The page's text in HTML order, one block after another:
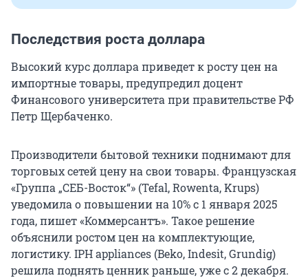
Последствия роста доллара
Высокий курс доллара приведет к росту цен на
импортные товары, предупредил доцент
Финансового университета при правительстве РФ
Петр Щербаченко.
Производители бытовой техники поднимают для
торговых сетей цену на свои товары. Французская
«Группа „СЕБ-Восток“» (Tefal, Rowenta, Krups)
уведомила о повышении на 10% с 1 января 2025
года, пишет «Коммерсантъ». Такое решение
объяснили ростом цен на комплектующие,
логистику. IPH appliances (Beko, Indesit, Grundig)
решила поднять ценник раньше, уже с 2 декабря.